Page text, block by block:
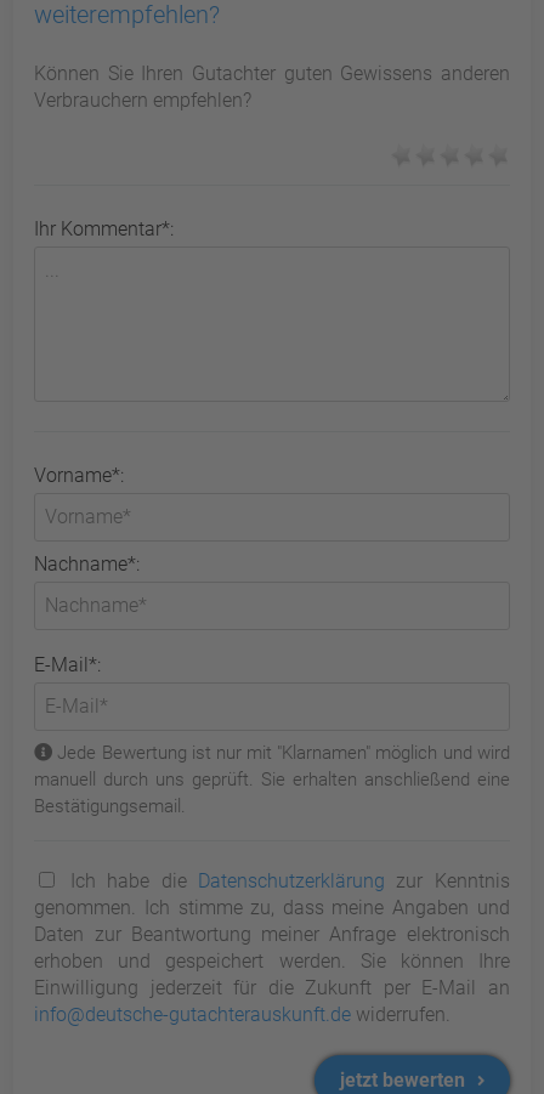
weiterempfehlen?
Können Sie Ihren Gutachter guten Gewissens anderen
Verbrauchern empfehlen?
Ihr Kommentar*:
Vorname*:
Nachname*:
E-Mail*:
Jede Bewertung ist nur mit "Klarnamen" möglich und wird
manuell durch uns geprüft. Sie erhalten anschließend eine
Bestätigungsemail.
Ich habe die Datenschutzerklärung zur Kenntnis
genommen. Ich stimme zu, dass meine Angaben und
Daten zur Beantwortung meiner Anfrage elektronisch
erhoben und gespeichert werden. Sie können Ihre
Einwilligung jederzeit für die Zukunft per E-Mail an
info@deutsche-gutachterauskunft.de widerrufen.
jetzt bewerten